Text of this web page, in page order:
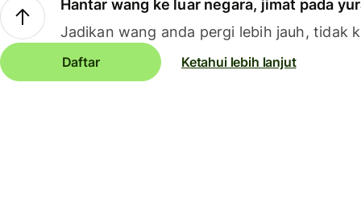
Hantar wang ke luar negara, jimat pada
Jadikan wang anda pergi lebih jauh, tidak
Daftar Ketahui lebih lanjut